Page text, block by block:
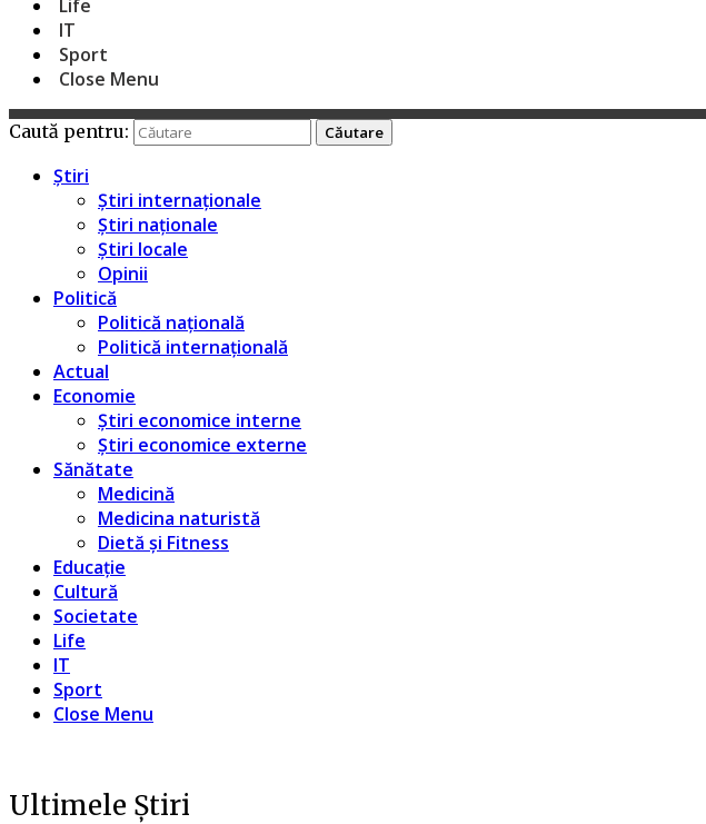
Life
IT
Sport
Close Menu
Caută pentru:
Știri
Știri internaționale
Știri naționale
Știri locale
Opinii
Politică
Politică națională
Politică internațională
Actual
Economie
Știri economice interne
Știri economice externe
Sănătate
Medicină
Medicina naturistă
Dietă și Fitness
Educație
Cultură
Societate
Life
IT
Sport
Close Menu
Ultimele Știri